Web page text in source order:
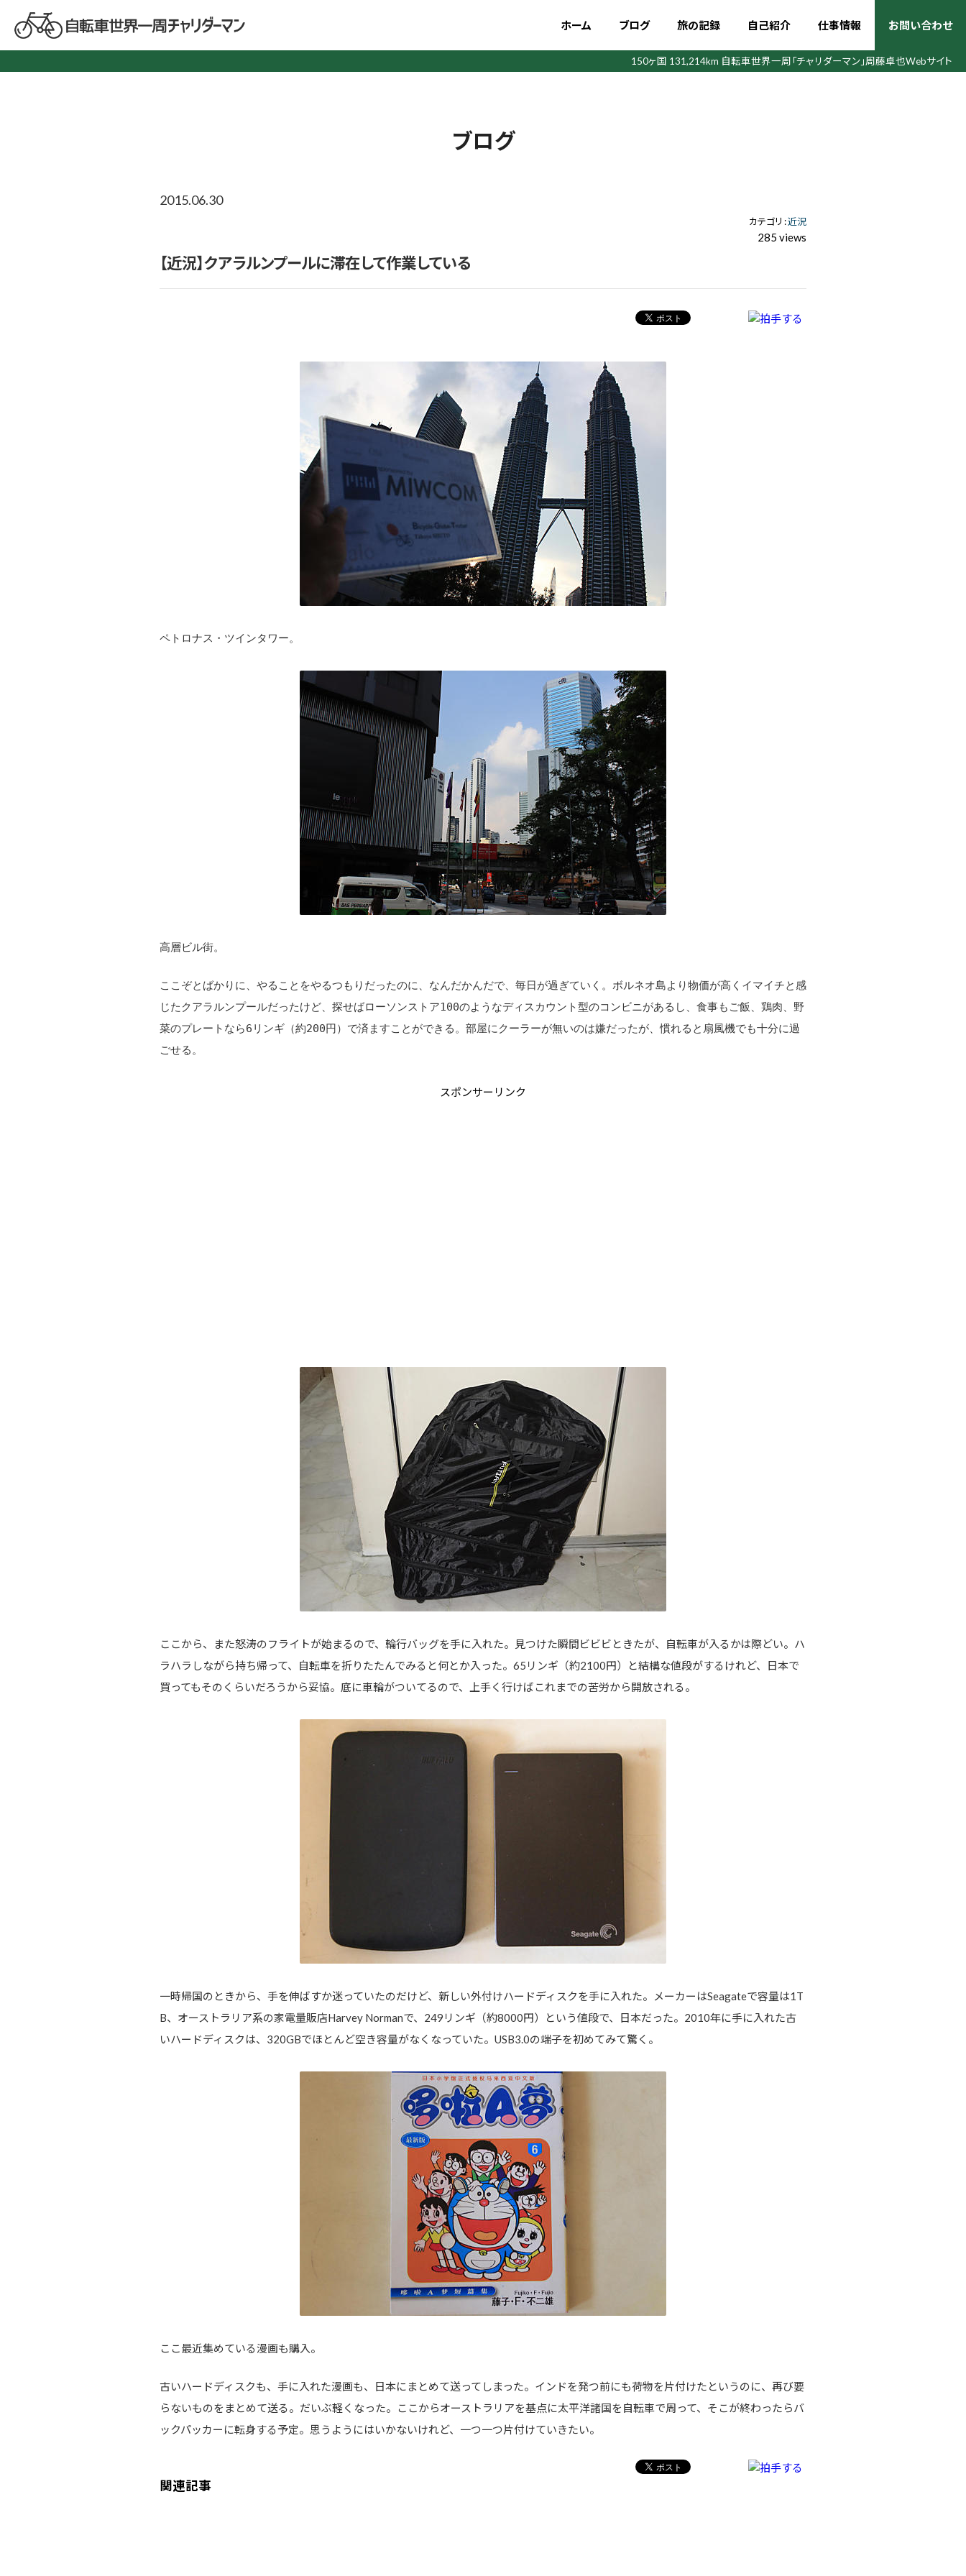
ホーム ブログ 旅の記録 自己紹介 仕事情報 お問い合わせ
150ヶ国 131,214km 自転車世界一周 「チャリダーマン」周藤卓也Webサイト
ブログ
2015.06.30
カテゴリ :近況
285 views
【近況】クアラルンプールに滞在して作業している
ペトロナス・ツインタワー。
高層ビル街。
ここぞとばかりに、やることをやるつもりだったのに、なんだかんだで、毎日が過ぎていく。ボルネオ島より物価が高くイマイチと感
じたクアラルンプールだったけど、探せばローソンストア100のようなディスカウント型のコンビニがあるし、食事もご飯、鶏肉、野
菜のプレートなら6リンギ（約200円）で済ますことができる。部屋にクーラーが無いのは嫌だったが、慣れると扇風機でも十分に過
ごせる。
スポンサーリンク
ここから、また怒涛のフライトが始まるので、輪行バッグを手に入れた。見つけた瞬間ビビビときたが、自転車が入るかは際どい。ハ
ラハラしながら持ち帰って、自転車を折りたたんでみると何とか入った。65リンギ（約2100円）と結構な値段がするけれど、日本で
買ってもそのくらいだろうから妥協。底に車輪がついてるので、上手く行けばこれまでの苦労から開放される。
一時帰国のときから、手を伸ばすか迷っていたのだけど、新しい外付けハードディスクを手に入れた。メーカーはSeagateで容量は1T
B、オーストラリア系の家電量販店Harvey Normanで、249リンギ（約8000円）という値段で、日本だった。2010年に手に入れた古
いハードディスクは、320GBでほとんど空き容量がなくなっていた。USB3.0の端子を初めてみて驚く。
ここ最近集めている漫画も購入。
古いハードディスクも、手に入れた漫画も、日本にまとめて送ってしまった。インドを発つ前にも荷物を片付けたというのに、再び要
らないものをまとめて送る。だいぶ軽くなった。ここからオーストラリアを基点に太平洋諸国を自転車で周って、そこが終わったらバ
ックパッカーに転身する予定。思うようにはいかないけれど、一つ一つ片付けていきたい。
関連記事